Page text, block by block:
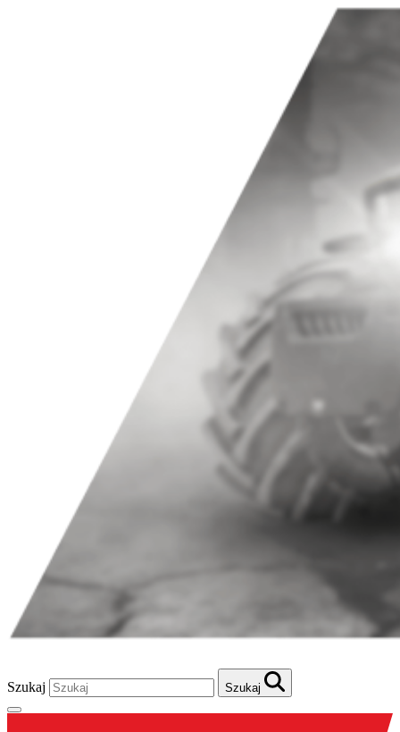
Szukaj Szukaj